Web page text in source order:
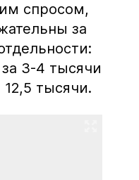
спросом,
за
3-4 тысячи
тысячи.